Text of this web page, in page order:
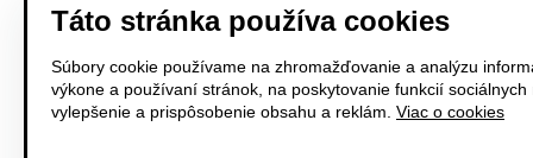
Táto stránka používa cookies
Súbory cookie používame na zhromažďovanie a analýzu
výkone a používaní stránok, na poskytovanie funkcií sociálnych
vylepšenie a prispôsobenie obsahu a reklám. Viac o cookies